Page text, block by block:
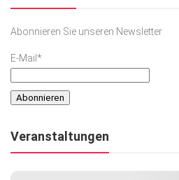
Abonnieren Sie unseren Newsletter
E-Mail*
Veranstaltungen